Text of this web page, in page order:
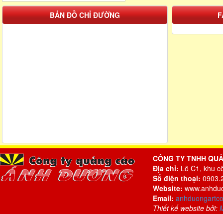
BẢN ĐỒ CHỈ ĐƯỜNG
CÔNG TY TNHH
Địa chỉ: Lô C1, khu
Số điện thoại:
Website:
Email:
Thiết kế website bởi: